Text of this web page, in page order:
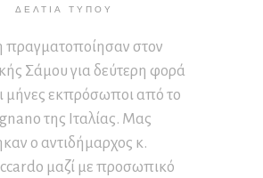
ΔΕΛΤΊΑ ΤΎΠΟΥ
πραγματοποίησαν στον
Σάμου για δεύτερη φορά
μήνες εκπρόσωποι από το
της Ιταλίας. Μας
ο αντιδήμαρχος κ.
μαζί με προσωπικό